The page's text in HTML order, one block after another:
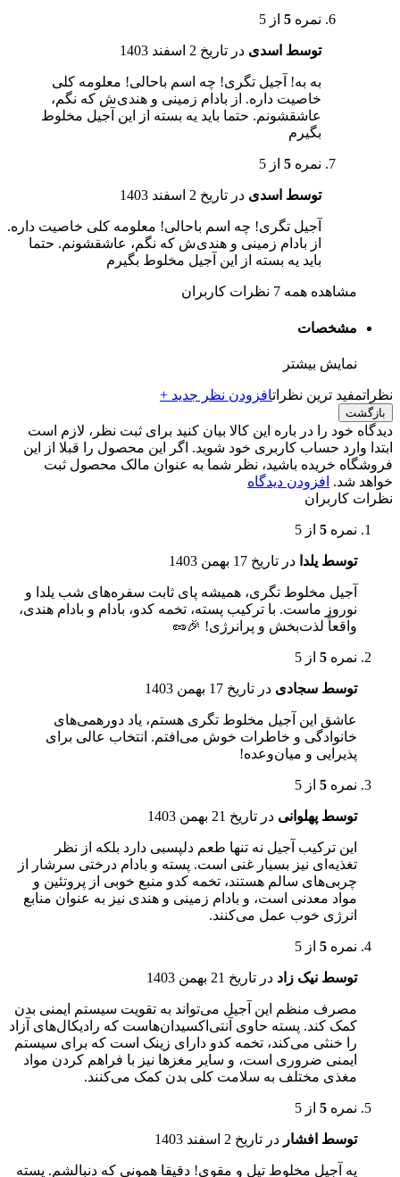
نمره 5 از 5
توسط اسدی در تاریخ 2 اسفند 1403
به به! آجیل تگری! چه اسم باحالی! معلومه کلی
خاصیت داره. از بادام زمینی و هندی‌ش که نگم،
عاشقشونم. حتما باید یه بسته از این آجیل مخلوط
بگیرم
نمره 5 از 5
توسط اسدی در تاریخ 2 اسفند 1403
آجیل تگری! چه اسم باحالی! معلومه کلی خاصیت داره.
از بادام زمینی و هندی‌ش که نگم، عاشقشونم. حتما
باید یه بسته از این آجیل مخلوط بگیرم
مشاهده همه 7 نظرات کاربران
مشخصات
نمایش بیشتر
نظراتمفید ترین نظراتافزودن نظر جدید +
بازگشت
دیدگاه خود را در باره این کالا بیان کنید برای ثبت نظر، لازم است
ابتدا وارد حساب کاربری خود شوید. اگر این محصول را قبلا از این
فروشگاه خریده باشید، نظر شما به عنوان مالک محصول ثبت
خواهد شد. افزودن دیدگاه
نظرات کاربران
نمره 5 از 5
توسط یلدا در تاریخ 17 بهمن 1403
آجیل مخلوط تگری، همیشه پای ثابت سفره‌های شب یلدا و
نوروز ماست. با ترکیب پسته، تخمه کدو، بادام و بادام هندی،
واقعاً لذت‌بخش و پرانرژی! 🎉🥜
نمره 5 از 5
توسط سجادی در تاریخ 17 بهمن 1403
عاشق این آجیل مخلوط تگری هستم، یاد دورهمی‌های
خانوادگی و خاطرات خوش می‌افتم. انتخاب عالی برای
پذیرایی و میان‌وعده!
نمره 5 از 5
توسط پهلوانی در تاریخ 21 بهمن 1403
این ترکیب آجیل نه تنها طعم دلپسبی دارد بلکه از نظر
تغذیه‌ای نیز بسیار غنی است. پسته و بادام درختی سرشار از
چربی‌های سالم هستند، تخمه کدو منبع خوبی از پروتئین و
مواد معدنی است، و بادام زمینی و هندی نیز به عنوان منابع
انرژی خوب عمل می‌کنند.
نمره 5 از 5
توسط نیک زاد در تاریخ 21 بهمن 1403
مصرف منظم این آجیل می‌تواند به تقویت سیستم ایمنی بدن
کمک کند. پسته حاوی آنتی‌اکسیدان‌هاست که رادیکال‌های آزاد
را خنثی می‌کند، تخمه کدو دارای زینک است که برای سیستم
ایمنی ضروری است، و سایر مغزها نیز با فراهم کردن مواد
مغذی مختلف به سلامت کلی بدن کمک می‌کنند.
نمره 5 از 5
توسط افشار در تاریخ 2 اسفند 1403
یه آجیل مخلوط تپل و مقوی! دقیقا همونی که دنبالشم. پسته